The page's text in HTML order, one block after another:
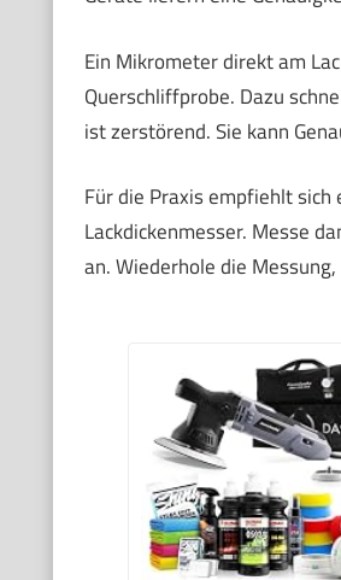
Ein Mikrometer direkt am
Querschliffprobe. Dazu
ist zerstörend. Sie kann
Für die Praxis empfiehlt
Lackdickenmesser. Messe
an. Wiederhole die